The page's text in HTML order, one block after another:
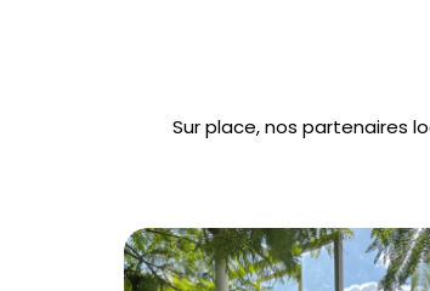
Sur place, nos partenaires